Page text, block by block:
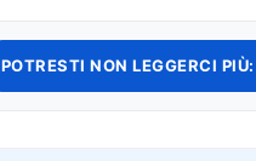
POTRESTI NON LEGGERCI PIÙ: